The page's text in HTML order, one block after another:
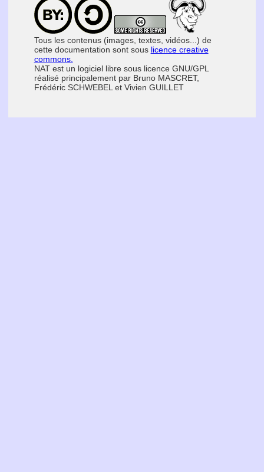
Tous les contenus (images, textes, vidéos...) de
cette documentation sont sous licence creative
commons.
NAT est un logiciel libre sous licence GNU/GPL
réalisé principalement par Bruno MASCRET,
Frédéric SCHWEBEL et Vivien GUILLET